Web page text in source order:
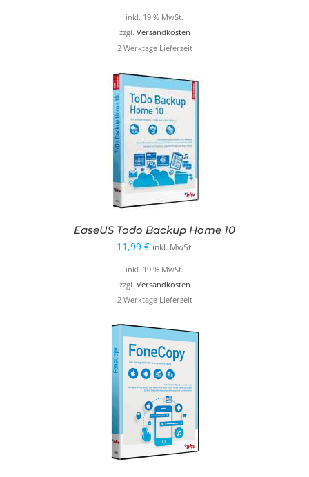
Preis
war:
39,95 €
Preis
ist:
19,99 €.
inkl. 19 % MwSt.
zzgl. Versandkosten
2 Werktage Lieferzeit
EaseUS Todo Backup Home 10
11,99 € inkl. MwSt.
inkl. 19 % MwSt.
zzgl. Versandkosten
2 Werktage Lieferzeit